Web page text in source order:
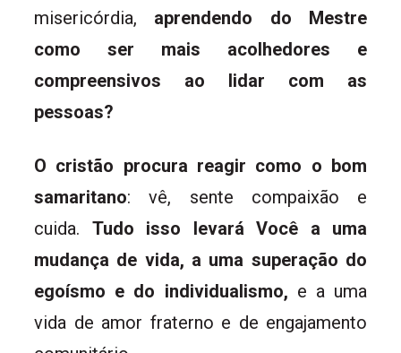
misericórdia, aprendendo do Mestre
como ser mais acolhedores e
compreensivos ao lidar com as
pessoas?
O cristão procura reagir como o bom
samaritano: vê, sente compaixão e
cuida. Tudo isso levará Você a uma
mudança de vida, a uma superação do
egoísmo e do individualismo, e a uma
vida de amor fraterno e de engajamento